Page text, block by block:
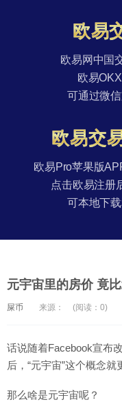
欧易
欧易网中国
欧易
可通过微
欧易交
欧易Pro苹果版
点击欧易注册
可本地下
元宇宙里的房价 竟
屎币 来源： (阅读：0)
话说随着Facebook宣布
后，“元宇宙”这个概念就
那么啥是元宇宙呢？